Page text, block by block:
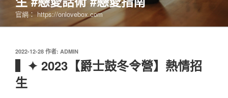
官網： https://onlovebox.com
發
佈
2022-12-28 作者: ADMIN
▍✦ 2023【爵士鼓冬令營】熱情招
生